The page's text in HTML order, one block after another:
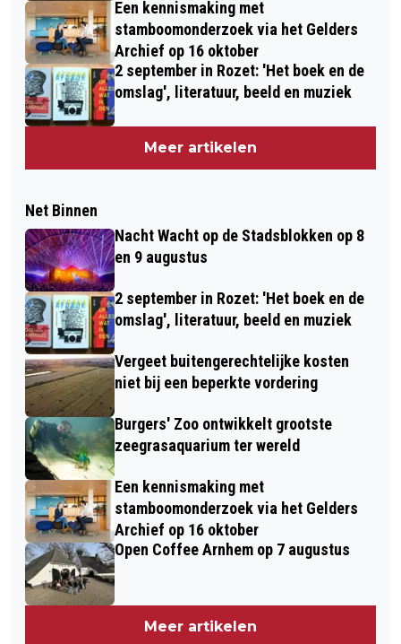
Een kennismaking met
stamboomonderzoek via het Gelders
Archief op 16 oktober
2 september in Rozet: 'Het boek en de
omslag', literatuur, beeld en muziek
Meer artikelen
Net Binnen
Nacht Wacht op de Stadsblokken op 8
en 9 augustus
2 september in Rozet: 'Het boek en de
omslag', literatuur, beeld en muziek
Vergeet buitengerechtelijke kosten
niet bij een beperkte vordering
Burgers' Zoo ontwikkelt grootste
zeegrasaquarium ter wereld
Een kennismaking met
stamboomonderzoek via het Gelders
Archief op 16 oktober
Open Coffee Arnhem op 7 augustus
Meer artikelen